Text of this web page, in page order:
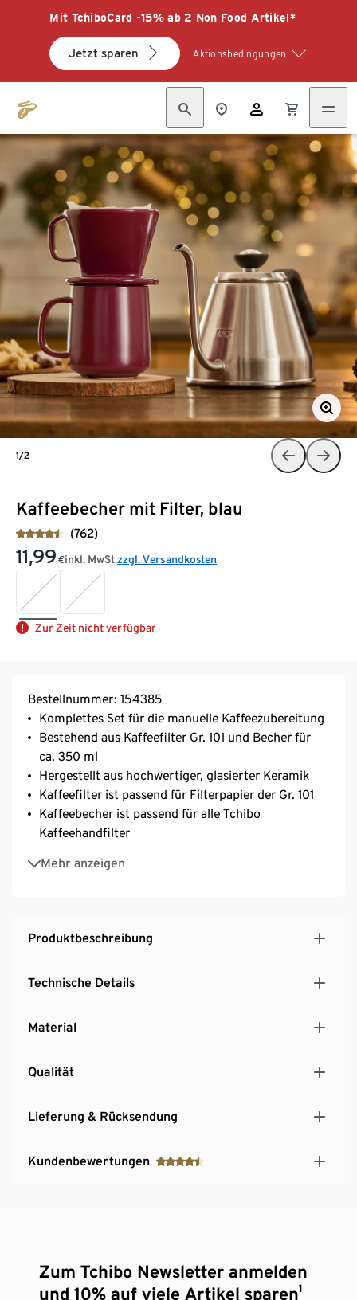
Mit TchiboCard -15% ab 2 Non Food Artikel*
Jetzt sparen Aktionsbedingungen
Kaffeebecher mit Filter, blau
(762)
11,99 €inkl. MwSt.zzgl. Versandkosten
Zur Zeit nicht verfügbar
1/2
Bestellnummer: 154385
Komplettes Set für die manuelle Kaffeezubereitung
Bestehend aus Kaffeefilter Gr. 101 und Becher für
ca. 350 ml
Hergestellt aus hochwertiger, glasierter Keramik
Kaffeefilter ist passend für Filterpapier der Gr. 101
Kaffeebecher ist passend für alle Tchibo
Kaffeehandfilter
Mehr anzeigen
Mikrowellengeeignet und hitzebeständig bis 180°C
Produktbeschreibung
Technische Details
Material
Qualität
Lieferung & Rücksendung
Kundenbewertungen
Zum Tchibo Newsletter anmelden
und 10% auf viele Artikel sparen¹